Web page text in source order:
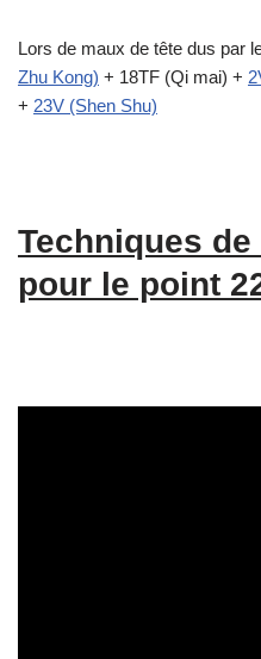
Lors de maux de tête dus par
Zhu Kong) + 18TF (Qi mai) +
+ 23V (Shen Shu)
Techniques
pour le point